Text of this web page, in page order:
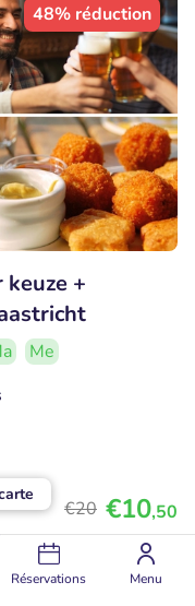
Réservations Menu
48% réduction
+
Me
€20 €10,50